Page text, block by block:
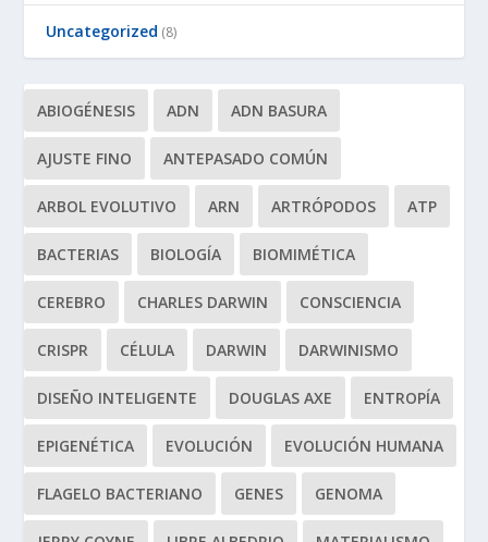
Uncategorized (8)
ABIOGÉNESIS ADN ADN BASURA
AJUSTE FINO ANTEPASADO COMÚN
ARBOL EVOLUTIVO ARN ARTRÓPODOS ATP
BACTERIAS BIOLOGÍA BIOMIMÉTICA
CEREBRO CHARLES DARWIN CONSCIENCIA
CRISPR CÉLULA DARWIN DARWINISMO
DISEÑO INTELIGENTE DOUGLAS AXE ENTROPÍA
EPIGENÉTICA EVOLUCIÓN EVOLUCIÓN HUMANA
FLAGELO BACTERIANO GENES GENOMA